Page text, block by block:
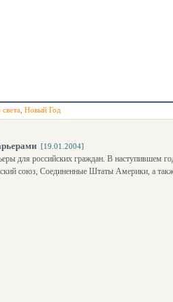
Новый Год
[19.01.2004]
для российских граждан. В наступившем
союз, Соединенные Штаты Америки, а